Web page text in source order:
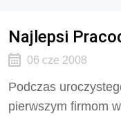
Najlepsi
06 cze 2008
Podczas
pierwszym firmom